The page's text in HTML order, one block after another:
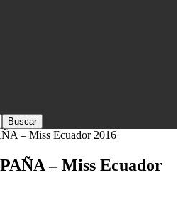
– Miss Ecuador 2016
– Miss Ecuador